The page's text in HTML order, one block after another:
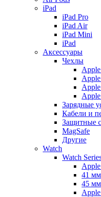
iPad
iPad Pro
iPad Air
iPad Mini
iPаd
Аксессуары
Чехлы
Зарядные
Кабели и
Защитные
MagSafe
Другие
Watch
Watch
41 мм
45 мм